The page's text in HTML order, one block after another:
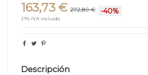
163,73 € 272,89 € -40%
21% IVA incluido
Descripción